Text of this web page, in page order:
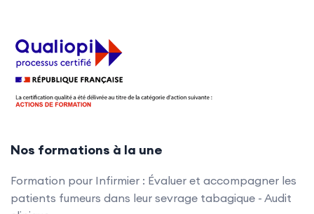
Nos formations à la une
Formation pour Infirmier : Évaluer et accompagner les
patients fumeurs dans leur sevrage tabagique - Audit